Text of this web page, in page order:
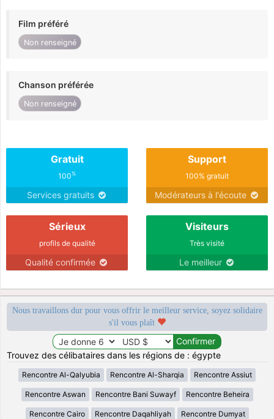
Film préféré
Non renseigné
Chanson préférée
Non renseigné
Gratuit
100%
Services gratuits
Support
100% gratuit
Modérateurs à l'écoute
Sérieux
profils de qualité
Qualité confirmée
Visiteurs
Très visité
Le meilleur
Nous travaillons dur pour vous offrir le meilleur service, soyez solidaire
s'il vous plaît
Trouvez des célibataires dans les régions de : égypte
Rencontre Al-Qalyubia Rencontre Al-Sharqia Rencontre Assiut
Rencontre Aswan Rencontre Bani Suwayf Rencontre Beheira
Rencontre Cairo Rencontre Daqahliyah Rencontre Dumyat